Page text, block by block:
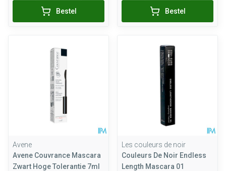
Bestel Bestel
Avene
Avene Couvrance Mascara
Zwart Hoge Tolerantie 7ml
Les couleurs de noir
Couleurs De Noir Endless
Length Mascara 01